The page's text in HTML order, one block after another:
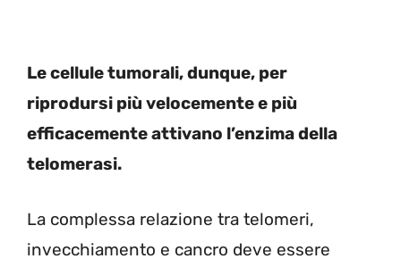
Le cellule tumorali, dunque, per
riprodursi più velocemente e più
efficacemente attivano l’enzima della
telomerasi.
La complessa relazione tra telomeri,
invecchiamento e cancro deve essere